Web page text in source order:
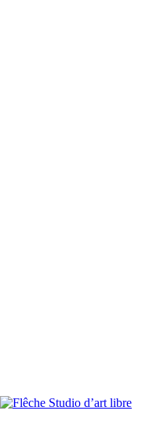
Studio d’art libre